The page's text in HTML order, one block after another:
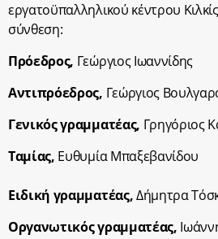
εργατοϋπαλληλικού κέντρου
σύνθεση:
Πρόεδρος, Γεώργιος Ιωαννίδης
Αντιπρόεδρος, Γεώργιος
Γενικός γραμματέας, Γρηγόριος
Ταμίας, Ευθυμία Μπαξεβανίδου
Ειδική γραμματέας,Δήμητρα
Οργανωτικός γραμματέας,